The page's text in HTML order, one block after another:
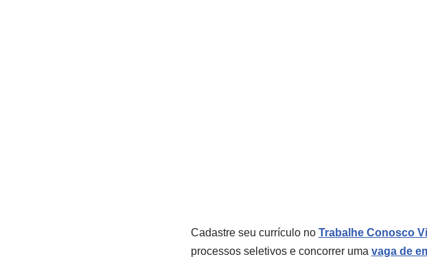
Cadastre seu currículo no Trabalhe Conosco
processos seletivos e concorrer uma vaga de